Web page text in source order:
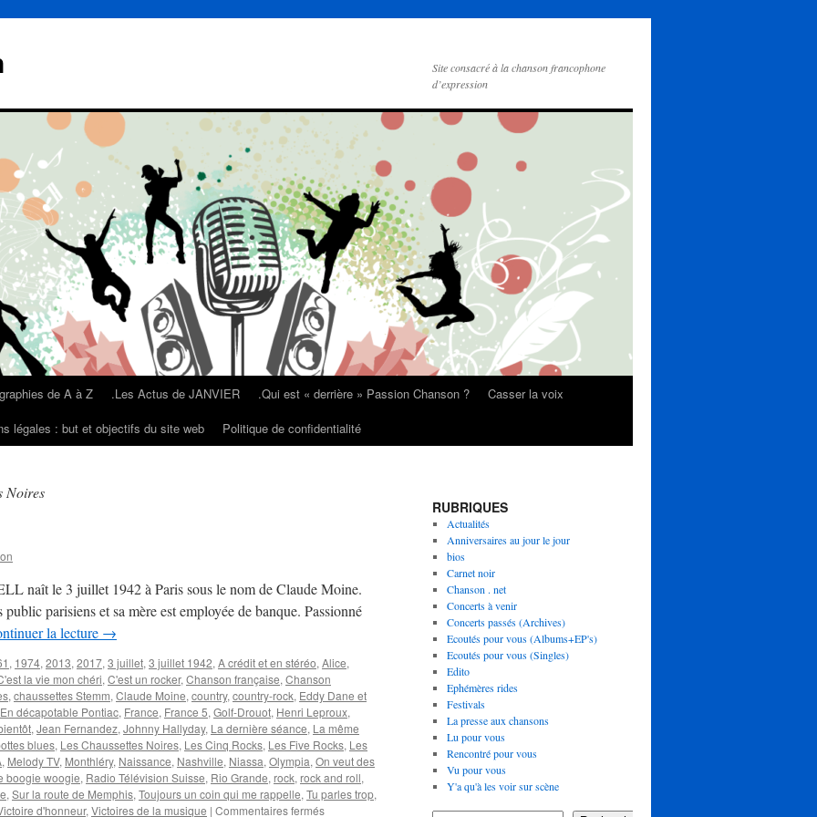
Site consacré à la chanson francophone
d’expression
de A à Z .Les Actus de JANVIER .Qui est « derrière » Passion Chanson ?
Casser la voix
légales : but et objectifs du site web Politique de confidentialité
Noires
naît le 3 juillet 1942 à Paris sous le nom de Claude Moine.
parisiens et sa mère est employée de banque. Passionné
la lecture →
, 1974, 2013, 2017, 3 juillet, 3 juillet 1942, A crédit et en stéréo, Alice,
la vie mon chéri, C'est un rocker, Chanson française, Chanson
, chaussettes Stemm, Claude Moine, country, country-rock, Eddy Dane et
En décapotable Pontiac, France, France 5, Golf-Drouot, Henri Leproux,
, Jean Fernandez, Johnny Hallyday, La dernière séance, La même
blues, Les Chaussettes Noires, Les Cinq Rocks, Les Five Rocks, Les
, Melody TV, Monthléry, Naissance, Nashville, Niassa, Olympia, On veut des
boogie woogie, Radio Télévision Suisse, Rio Grande, rock, rock and roll,
, Sur la route de Memphis, Toujours un coin qui me rappelle, Tu parles trop,
d'honneur, Victoires de la musique | Commentaires ferméssur
RUBRIQUES
Actualités
Anniversaires au jour le jour
bios
Carnet noir
Chanson . net
Concerts à venir
Concerts passés (Archives)
Ecoutés pour vous (Albums+EP's)
Ecoutés pour vous (Singles)
Edito
Ephémères rides
Festivals
La presse aux chansons
Lu pour vous
Rencontré pour vous
Vu pour vous
Y'a qu'à les voir sur scène